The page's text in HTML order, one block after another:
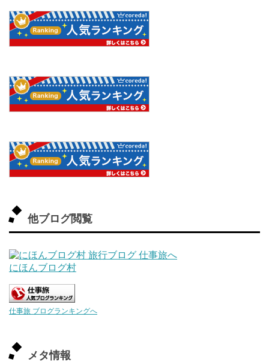
他ブログ閲覧
にほんブログ村
仕事旅 ブログランキングへ
メタ情報